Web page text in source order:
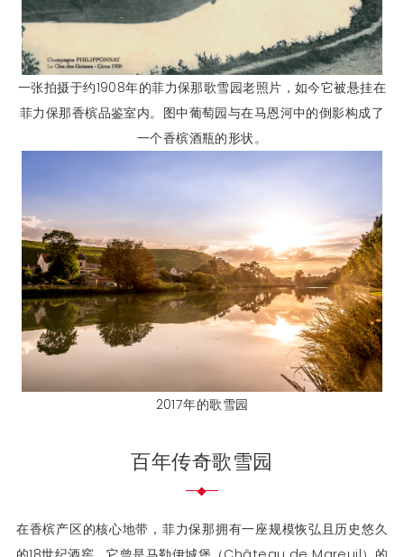
一张拍摄于约1908年的菲力保那歌雪园老照片，如今它被悬挂在
菲力保那香槟品鉴室内。图中葡萄园与在马恩河中的倒影构成了
一个香槟酒瓶的形状。
2017年的歌雪园
百年传奇歌雪园
在香槟产区的核心地带，菲力保那拥有一座规模恢弘且历史悠久